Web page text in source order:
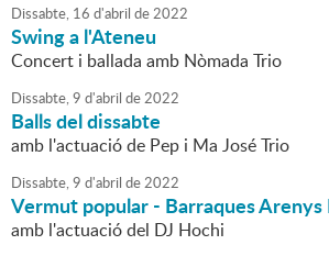
Dissabte, 16 d'abril de2022
Swing a l'Ateneu
Concert i ballada amb Nòmada Trio
Dissabte,9 d'abril de2022
Balls del dissabte
amb l'actuació de Pep i Ma José Trio
Dissabte,9 d'abril de2022
Vermut popular - Barraques Arenys
amb l'actuació del DJ Hochi